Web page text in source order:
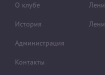
О клубе
История
Администрация
Контакты